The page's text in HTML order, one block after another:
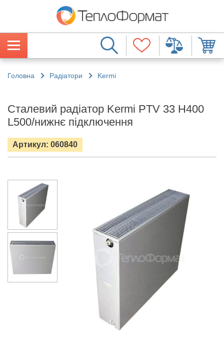
Головна Радіатори Kermi
Сталевий радіатор Kermi PTV 33 H400
L500/нижнє підключення
Артикул: 060840